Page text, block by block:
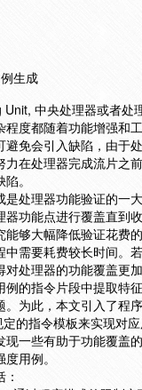
生成
中央处理器或者处
度都随着功能增强和
免会引入缺陷，由于
力在处理器完成流片之
。
是处理器功能验证的一
器功能点进行覆盖直到
能够大幅降低验证花费
需要耗费较长时间。
处理器的功能覆盖更
的指令片段中提取特
为此，本文引入了程
的指令模板来实现对
一些有助于功能覆盖
用例。